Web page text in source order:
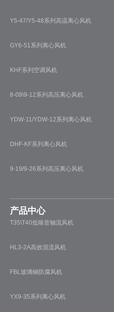
Y5-47/Y5-48系列高温离心风机
GY6-51系列离心风机
KHF系列空调风机
8-09\9-12系列高压离心风机
YDW-11/YDW-12系列离心风机
DHF-KF系列离心风机
9-19/9-26系列高压离心风机
产品中心
T35\T40低噪音轴流风机
HL3-2A高效混流风机
FBL玻璃钢防腐风机
YX9-35系列离心风机